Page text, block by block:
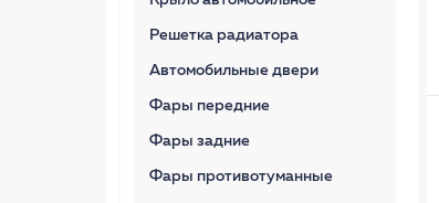
Решетка радиатора
Автомобильные двери
Фары передние
Фары задние
Фары противотуманные